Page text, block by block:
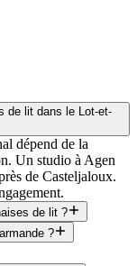
de lit dans le Lot-et-
dépend de la
Un studio à Agen
de Casteljaloux.
de lit ?
?